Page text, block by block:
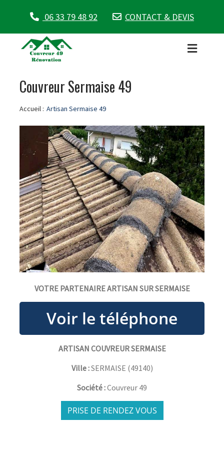
06 33 79 48 92 CONTACT & DEVIS
Couvreur Sermaise 49
Accueil : Artisan Sermaise 49
VOTRE PARTENAIRE ARTISAN SUR SERMAISE
ARTISAN COUVREUR SERMAISE
Ville :SERMAISE (49140)
Société :Couvreur 49
PRISE DE RENDEZ VOUS